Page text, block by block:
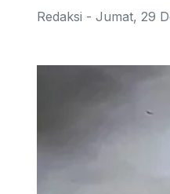
Redaksi - Jumat, 29